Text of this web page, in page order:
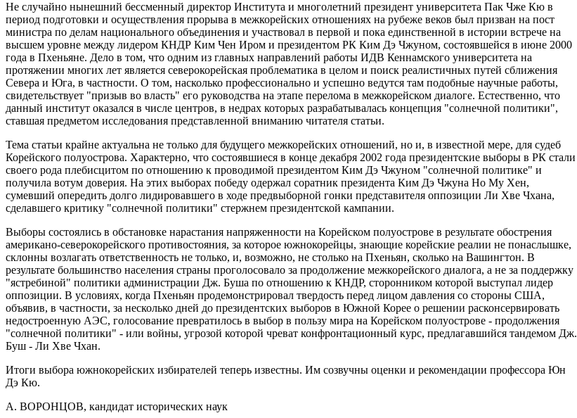
Не случайно нынешний бессменный директор Института и многолетний президент университета Пак Чже Кю в
период подготовки и осуществления прорыва в межкорейских отношениях на рубеже веков был призван на пост
министра по делам национального объединения и участвовал в первой и пока единственной в истории встрече на
высшем уровне между лидером КНДР Ким Чен Иром и президентом РК Ким Дэ Чжуном, состоявшейся в июне 2000
года в Пхеньяне. Дело в том, что одним из главных направлений работы ИДВ Кеннамского университета на
протяжении многих лет является северокорейская проблематика в целом и поиск реалистичных путей сближения
Севера и Юга, в частности. О том, насколько профессионально и успешно ведутся там подобные научные работы,
свидетельствует "призыв во власть" его руководства на этапе перелома в межкорейском диалоге. Естественно, что
данный институт оказался в числе центров, в недрах которых разрабатывалась концепция "солнечной политики",
ставшая предметом исследования представленной вниманию читателя статьи.
Тема статьи крайне актуальна не только для будущего межкорейских отношений, но и, в известной мере, для судеб
Корейского полуострова. Характерно, что состоявшиеся в конце декабря 2002 года президентские выборы в РК стали
своего рода плебисцитом по отношению к проводимой президентом Ким Дэ Чжуном "солнечной политике" и
получила вотум доверия. На этих выборах победу одержал соратник президента Ким Дэ Чжуна Но My Хен,
сумевший опередить долго лидировавшего в ходе предвыборной гонки представителя оппозиции Ли Хве Чхана,
сделавшего критику "солнечной политики" стержнем президентской кампании.
Выборы состоялись в обстановке нарастания напряженности на Корейском полуострове в результате обострения
американо-северокорейского противостояния, за которое южнокорейцы, знающие корейские реалии не понаслышке,
склонны возлагать ответственность не только, и, возможно, не столько на Пхеньян, сколько на Вашингтон. В
результате большинство населения страны проголосовало за продолжение межкорейского диалога, а не за поддержку
"ястребиной" политики администрации Дж. Буша по отношению к КНДР, сторонником которой выступал лидер
оппозиции. В условиях, когда Пхеньян продемонстрировал твердость перед лицом давления со стороны США,
объявив, в частности, за несколько дней до президентских выборов в Южной Корее о решении расконсервировать
недостроенную АЭС, голосование превратилось в выбор в пользу мира на Корейском полуострове - продолжения
"солнечной политики" - или войны, угрозой которой чреват конфронтационный курс, предлагавшийся тандемом Дж.
Буш - Ли Хве Чхан.
Итоги выбора южнокорейских избирателей теперь известны. Им созвучны оценки и рекомендации профессора Юн
Дэ Кю.
А. ВОРОНЦОВ, кандидат исторических наук